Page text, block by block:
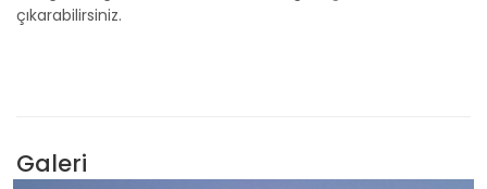
çıkarabilirsiniz.
Galeri